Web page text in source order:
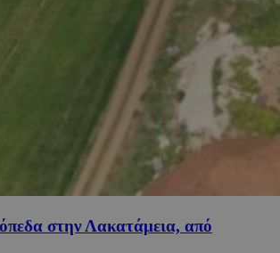
στην Λακατάμεια, από